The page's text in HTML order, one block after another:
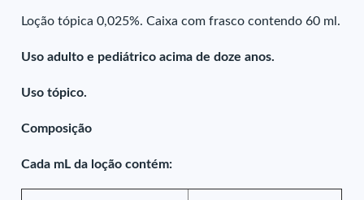
Loção tópica 0,025%. Caixa com frasco contendo 60 ml.
Uso adulto e pediátrico acima de doze anos.
Uso tópico.
Composição
Cada mL da loção contém: